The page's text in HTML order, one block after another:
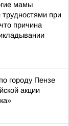
мамы
при
причина
городу Пензе
акции